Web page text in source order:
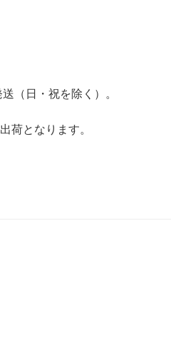
（日・祝を除く）。
荷となります。